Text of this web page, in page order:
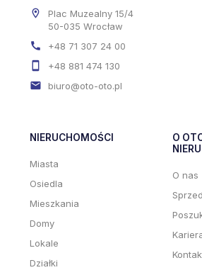
Plac Muzealny 15/4
50-035 Wrocław
+48 71 307 24 00
+48 881 474 130
biuro@oto-oto.pl
NIERUCHOMOŚCI
Miasta
Osiedla
Mieszkania
Domy
Lokale
Działki
O
O nas